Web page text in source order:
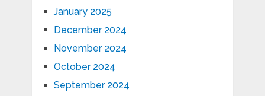
January 2025
December 2024
November 2024
October 2024
September 2024